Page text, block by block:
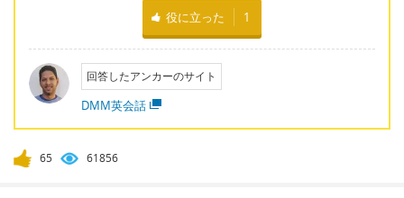
役に立った 1
回答したアンカーのサイト
DMM英会話
65 61856